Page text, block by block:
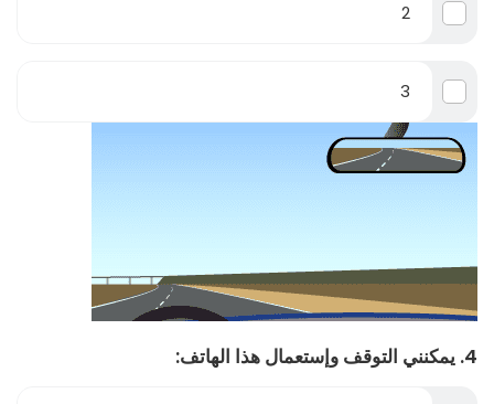
2
3
4. يمكنني التوقف وإستعمال هذا الهاتف: